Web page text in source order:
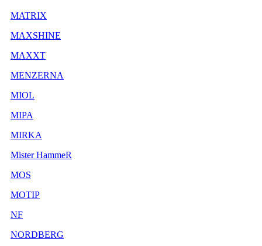
MATRIX
MAXSHINE
MAXXT
MENZERNA
MIOL
MIPA
MIRKA
Mister HammeR
MOS
MOTIP
NF
NORDBERG